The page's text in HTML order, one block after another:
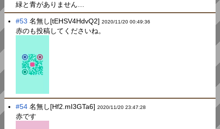
緑と青がありません…
#53 名無し[tEHSV4HdvQ2]2020/11/20 00:49:36
赤のも投稿してくださいね。
#54 名無し[Hf2.mI3GTa6]2020/11/20 23:47:28
赤です